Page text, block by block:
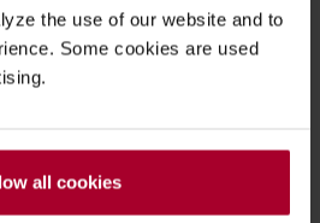
the use of our website and to
Some cookies are used
all cookies
het vinden van de
verder!